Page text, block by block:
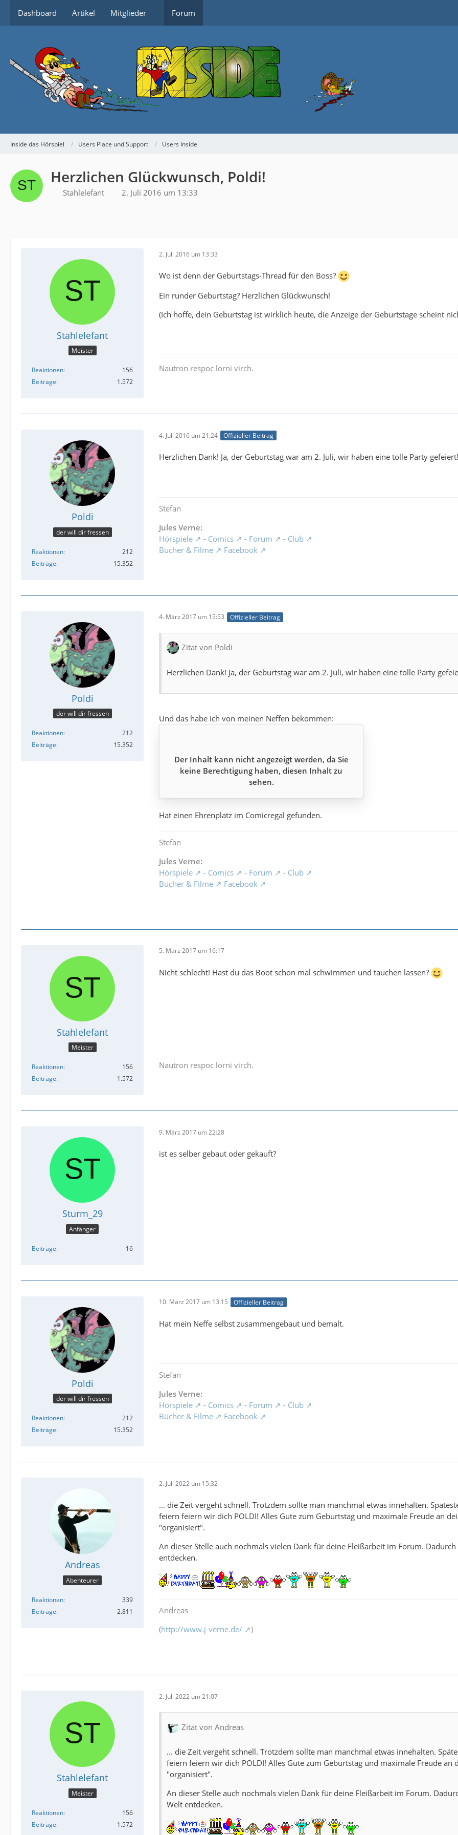
Dashboard Artikel Mitglieder Forum
Inside das Hörspiel Users Place und Support Users Inside
Herzlichen Glückwunsch, Poldi!
Stahlelefant 2. Juli 2016 um 13:33
Stahlelefant
Meister
Reaktionen
156
Beiträge
1.572
2. Juli 2016 um 13:33
Wo ist denn der Geburtstags-Thread für den Boss?
Ein runder Geburtstag? Herzlichen Glückwunsch!
(Ich hoffe, dein Geburtstag ist wirklich heute, die Anzeige der Geburtstage scheint
Nautron respoc lorni virch.
Poldi
der will dir fressen
Reaktionen
212
Beiträge
15.352
4. Juli 2016 um 21:24 Offizieller Beitrag
Herzlichen Dank! Ja, der Geburtstag war am 2. Juli, wir haben eine tolle Party
Stefan
Jules Verne:
Hörspiele
- Comics - Forum - Club
Bücher & Filme
Facebook
Poldi
der will dir fressen
Reaktionen
212
Beiträge
15.352
4. März 2017 um 15:53 Offizieller Beitrag
Zitat von Poldi
Herzlichen Dank! Ja, der Geburtstag war am 2. Juli, wir haben eine tolle Party
Und das habe ich von meinen Neffen bekommen:
Der Inhalt kann nicht angezeigt werden, da Sie
keine Berechtigung haben, diesen Inhalt zu
sehen.
Hat einen Ehrenplatz im Comicregal gefunden.
Stefan
Jules Verne:
Hörspiele
- Comics - Forum - Club
Bücher & Filme
Facebook
Stahlelefant
Meister
Reaktionen
156
Beiträge
1.572
5. März 2017 um 16:17
Nicht schlecht! Hast du das Boot schon mal schwimmen und tauchen lassen?
Nautron respoc lorni virch.
Sturm_29
Anfänger
Beiträge 16
9. März 2017 um 22:28
ist es selber gebaut oder gekauft?
Poldi
der will dir fressen
Reaktionen
212
Beiträge
15.352
10. März 2017 um 13:15 Offizieller Beitrag
Hat mein Neffe selbst zusammengebaut und bemalt.
Stefan
Jules Verne:
Hörspiele
- Comics - Forum - Club
Bücher & Filme
Facebook
Andreas
Abenteurer
Reaktionen
339
Beiträge
2.811
2. Juli 2022 um 15:32
... die Zeit vergeht schnell. Trotzdem sollte man manchmal etwas innehalten.
feiern feiern wir dich POLDI! Alles Gute zum Geburtstag und maximale Freude an
"organisiert".
An dieser Stelle auch nochmals vielen Dank für deine Fleißarbeit im Forum.
entdecken.
Andreas
(http://www.j-verne.de/ )
Stahlelefant
Meister
Reaktionen
156
Beiträge
1.572
2. Juli 2022 um 21:07
Zitat von Andreas
... die Zeit vergeht schnell. Trotzdem sollte man manchmal etwas innehalten.
feiern feiern wir dich POLDI! Alles Gute zum Geburtstag und maximale Freude
"organisiert".
An dieser Stelle auch nochmals vielen Dank für deine Fleißarbeit im Forum.
Welt entdecken.